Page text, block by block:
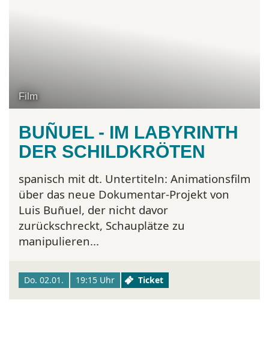
Film
BUÑUEL - IM LABYRINTH
DER SCHILDKRÖTEN
spanisch mit dt. Untertiteln: Animationsfilm
über das neue Dokumentar-Projekt von
Luis Buñuel, der nicht davor
zurückschreckt, Schauplätze zu
manipulieren...
Do. 02.01. 19:15 Uhr Ticket